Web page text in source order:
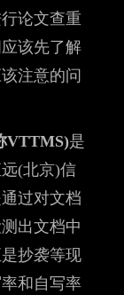
论文查重
该先了解
注意的问
VTTMS)是
(北京)信
过对文档
出文档中
抄袭等现
和自写率